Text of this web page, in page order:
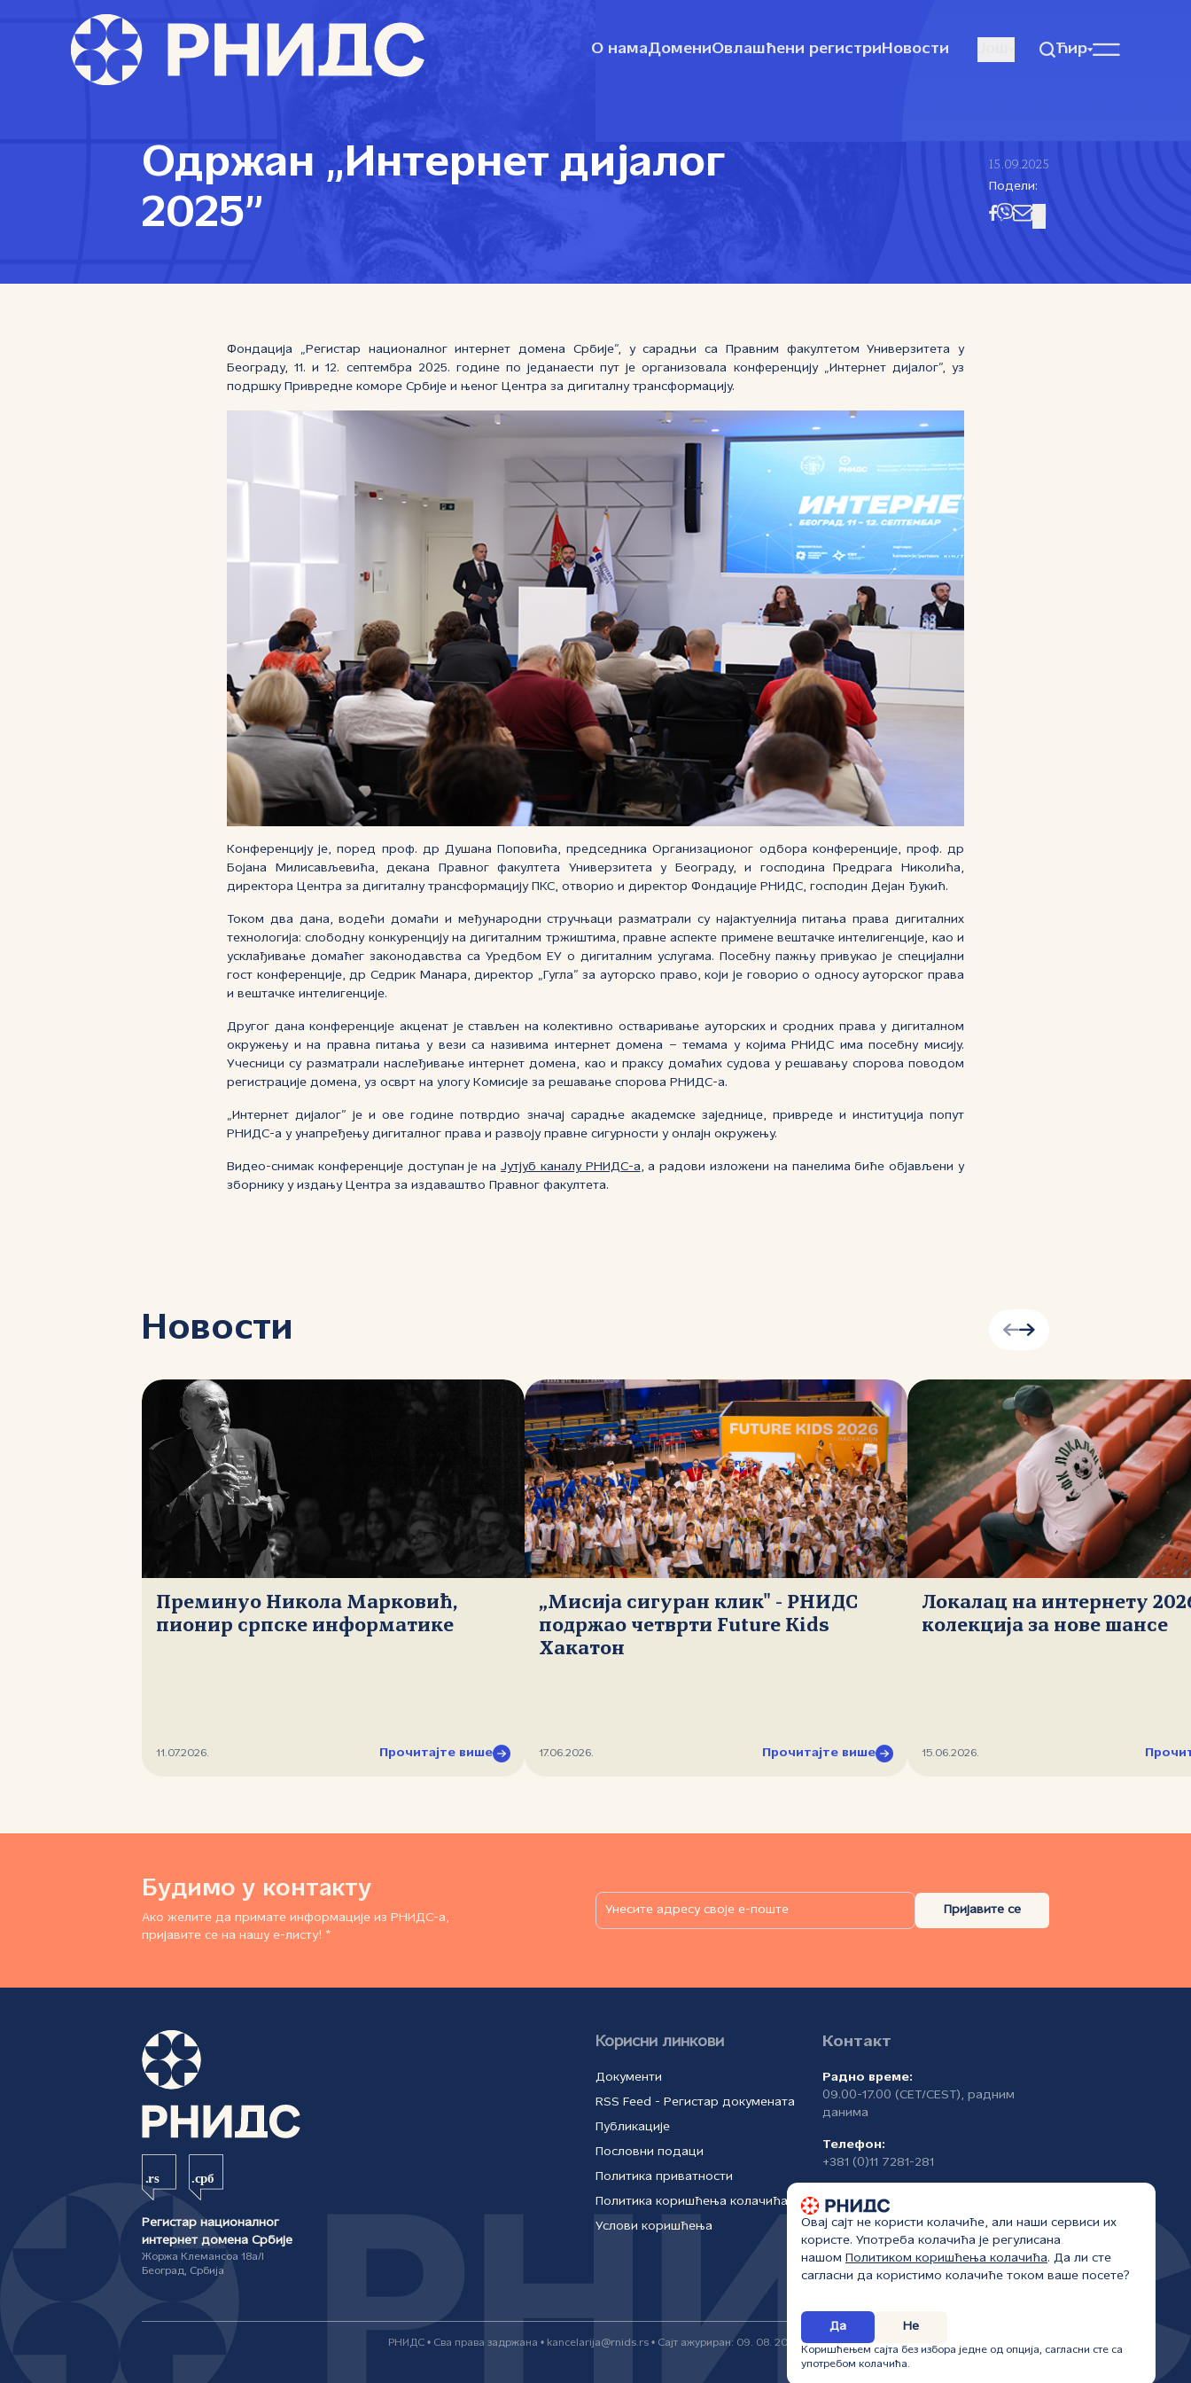
О намаДомениОвлашћени регистри Новости Ћир
Одржан „Интернет дијалог
2025”
15.09.2025
Подели:
Фондација „Регистар националног интернет домена Србије”, у сарадњи са Правним факултетом Универзитета у
Београду, 11. и 12. септембра 2025. године по једанаести пут је организовала конференцију „Интернет дијалог”, уз
подршку Привредне коморе Србије и њеног Центра за дигиталну трансформацију.
Конференцију је, поред проф. др Душана Поповића, председника Организационог одбора конференције, проф. др
Бојана Милисављевића, декана Правног факултета Универзитета у Београду, и господина Предрага Николића,
директора Центра за дигиталну трансформацију ПКС, отворио и директор Фондације РНИДС, господин Дејан Ђукић.
Током два дана, водећи домаћи и међународни стручњаци разматрали су најактуелнија питања права дигиталних
технологија: слободну конкуренцију на дигиталним тржиштима, правне аспекте примене вештачке интелигенције, као и
усклађивање домаћег законодавства са Уредбом ЕУ о дигиталним услугама. Посебну пажњу привукао је специјални
гост конференције, др Седрик Манара, директор „Гугла” за ауторско право, који је говорио о односу ауторског права
и вештачке интелигенције.
Другог дана конференције акценат је стављен на колективно остваривање ауторских и сродних права у дигиталном
окружењу и на правна питања у вези са називима интернет домена – темама у којима РНИДС има посебну мисију.
Учесници су разматрали наслеђивање интернет домена, као и праксу домаћих судова у решавању спорова поводом
регистрације домена, уз осврт на улогу Комисије за решавање спорова РНИДС-а.
„Интернет дијалог” је и ове године потврдио значај сарадње академске заједнице, привреде и институција попут
РНИДС-а у унапређењу дигиталног права и развоју правне сигурности у онлајн окружењу.
Видео-снимак конференције доступан је на Јутјуб каналу РНИДС-а , а радови изложени на панелима биће објављени у
зборнику у издању Центра за издаваштво Правног факултета.
Новости
Преминуо Никола Марковић,
пионир српске информатике
11.07.2026. Прочитајте више
„Мисија сигуран клик" - РНИДС
подржао четврти Future Kids
Хакатон
17.06.2026. Прочитајте више
Локалац на интернету
колекција за нове шансе
15.06.2026.
Будимо у контакту
Ако желите да примате информације из РНИДС-а,
пријавите се на нашу е-листу! *
Пријавите се
Регистар националног
интернет домена Србије
Жоржа Клемансоа 18а/I
Београд, Србија
Корисни линкови
Документи
RSS Feed - Регистар докумената
Публикације
Пословни подаци
Политика приватности
Политика коришћења колачића
Услови коришћења
Контакт
Радно време:
09.00-17.00 (CET/CEST), радним
данима
Телефон:
+381 (0)11 7281-281
РНИДС • Сва права задржана • kancelarija@rnids.rs • Сајт ажуриран: 09. 08. 2026.
Овај сајт не користи колачиће, али наши сервиси их
користе. Употреба колачића је регулисана
нашом Политиком коришћења колачића. Да ли сте
сагласни да користимо колачиће током ваше посете?
Да Не
Коришћењем сајта без избора једне од опција, сагласни сте са
употребом колачића.